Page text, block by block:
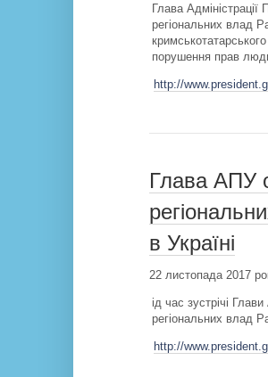
Глава Адміністрації
регіональних влад
порушення прав
http://
Глава АПУ
в Україні
22 листопада 2017
ід час зустрічі
регіональних влад
http://